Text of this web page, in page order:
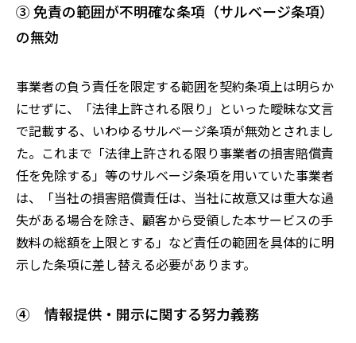
③ 免責の範囲が不明確な条項（サルベージ条項）
の無効
事業者の負う責任を限定する範囲を契約条項上は明らか
にせずに、「法律上許される限り」といった曖昧な文言
で記載する、いわゆるサルベージ条項が無効とされまし
た。これまで「法律上許される限り事業者の損害賠償責
任を免除する」 等のサルベージ条項を用いていた事業者
は、「当社の損害賠償責任は、当社に故意又は重大な過
失がある場合を除き、顧客から受領した本サービスの手
数料の総額を上限とする」など責任の範囲を具体的に明
示した条項に差し替える必要があります。
④ 情報提供・開示に関する努力義務